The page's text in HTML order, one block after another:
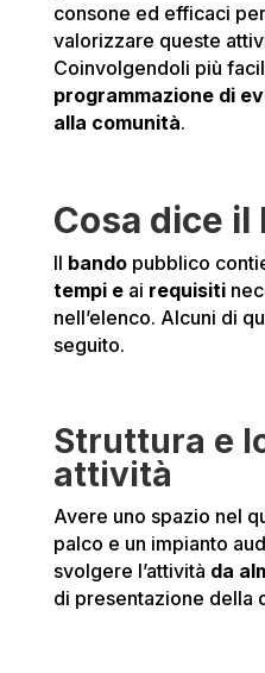
consone ed efficaci
valorizzare queste
Coinvolgendoli più
programmazione di
alla comunità.
Cosa dice il
Il bandopubblico
tempi e ai requisiti
nell’elenco. Alcuni di
seguito.
Struttura e
attività
Avere uno spazio nel
palco e un impianto
svolgere l’attività da
di presentazione della